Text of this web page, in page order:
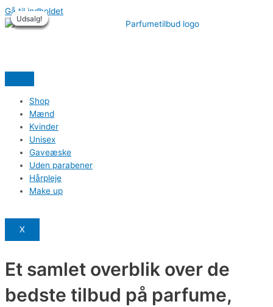
Gå til indholdet
Shop
Mænd
Kvinder
Unisex
Gaveæske
Uden parabener
Hårpleje
Make up
X
Et samlet overblik over de
bedste tilbud på parfume,
Udsalg!
Udsalg!
Udsalg!
Udsalg!
Udsalg!
Udsalg!